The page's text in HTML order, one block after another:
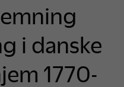
i danske
1770-